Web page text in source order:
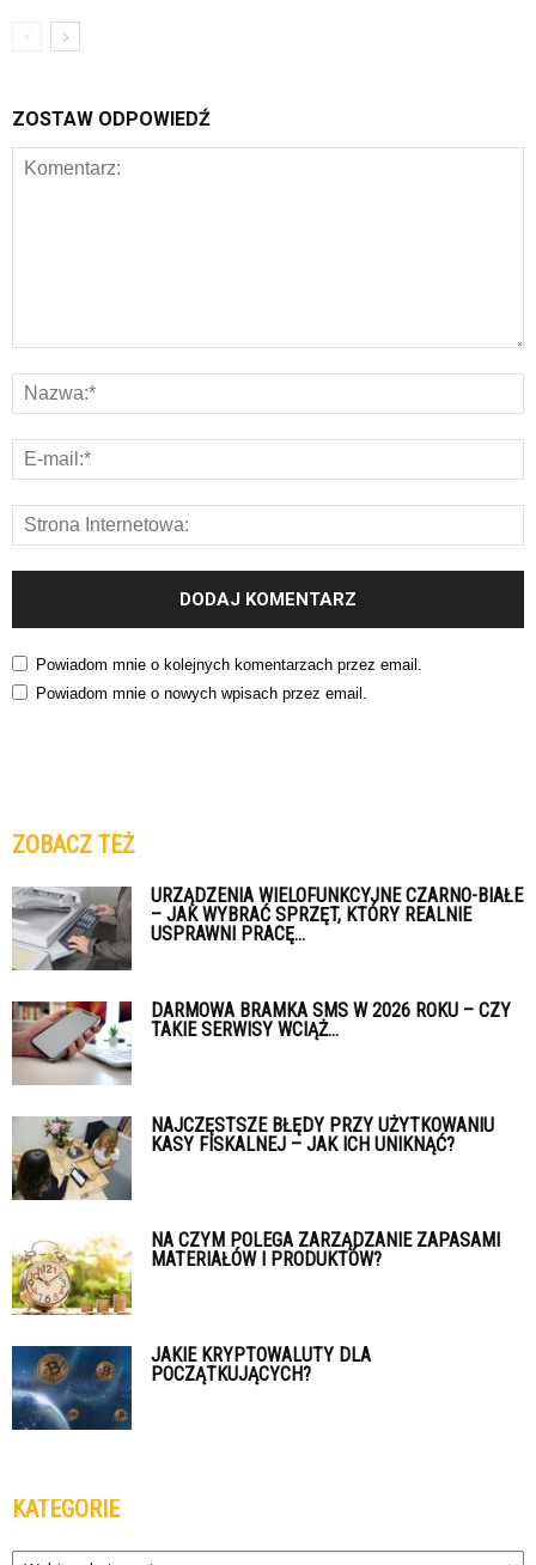
ZOSTAW ODPOWIEDŹ
Powiadom mnie o kolejnych komentarzach przez email.
Powiadom mnie o nowych wpisach przez email.
ZOBACZ TEŻ
URZĄDZENIA WIELOFUNKCYJNE CZARNO-BIAŁE
– JAK WYBRAĆ SPRZĘT, KTÓRY REALNIE
USPRAWNI PRACĘ...
DARMOWA BRAMKA SMS W 2026 ROKU – CZY
TAKIE SERWISY WCIĄŻ...
NAJCZĘSTSZE BŁĘDY PRZY UŻYTKOWANIU
KASY FISKALNEJ – JAK ICH UNIKNĄĆ?
NA CZYM POLEGA ZARZĄDZANIE ZAPASAMI
MATERIAŁÓW I PRODUKTÓW?
JAKIE KRYPTOWALUTY DLA
POCZĄTKUJĄCYCH?
KATEGORIE
Kategorie